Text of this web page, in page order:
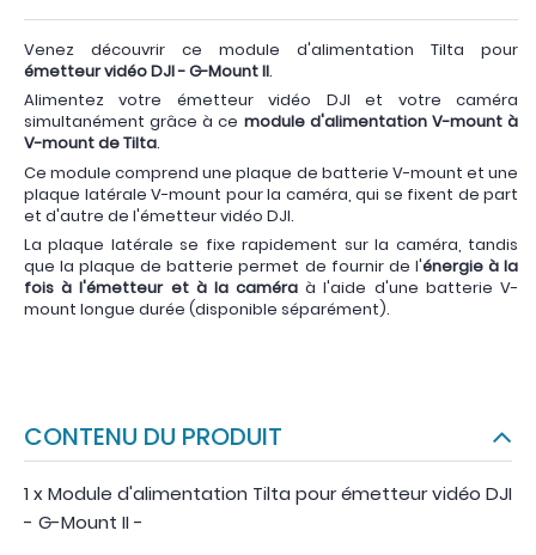
Venez découvrir ce module d'alimentation Tilta pour
émetteur vidéo DJI - G-Mount II.
Alimentez votre émetteur vidéo DJI et votre caméra
simultanément grâce à ce module d'alimentation V-mount à
V-mount de Tilta.
Ce module comprend une plaque de batterie V-mount et une
plaque latérale V-mount pour la caméra, qui se fixent de part
et d'autre de l'émetteur vidéo DJI.
La plaque latérale se fixe rapidement sur la caméra, tandis
que la plaque de batterie permet de fournir de l'énergie à la
fois à l'émetteur et à la caméra à l'aide d'une batterie V-
mount longue durée (disponible séparément).
CONTENU DU PRODUIT
1 x Module d'alimentation Tilta pour émetteur vidéo DJI
- G-Mount II -